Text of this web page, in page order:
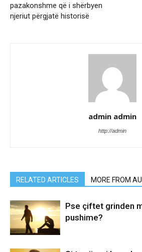
pazakonshme që i shërbyen
njeriut përgjatë historisë
admin admin
http://admin
RELATED ARTICLES MORE FROM
Pse çiftet grinden
pushime?